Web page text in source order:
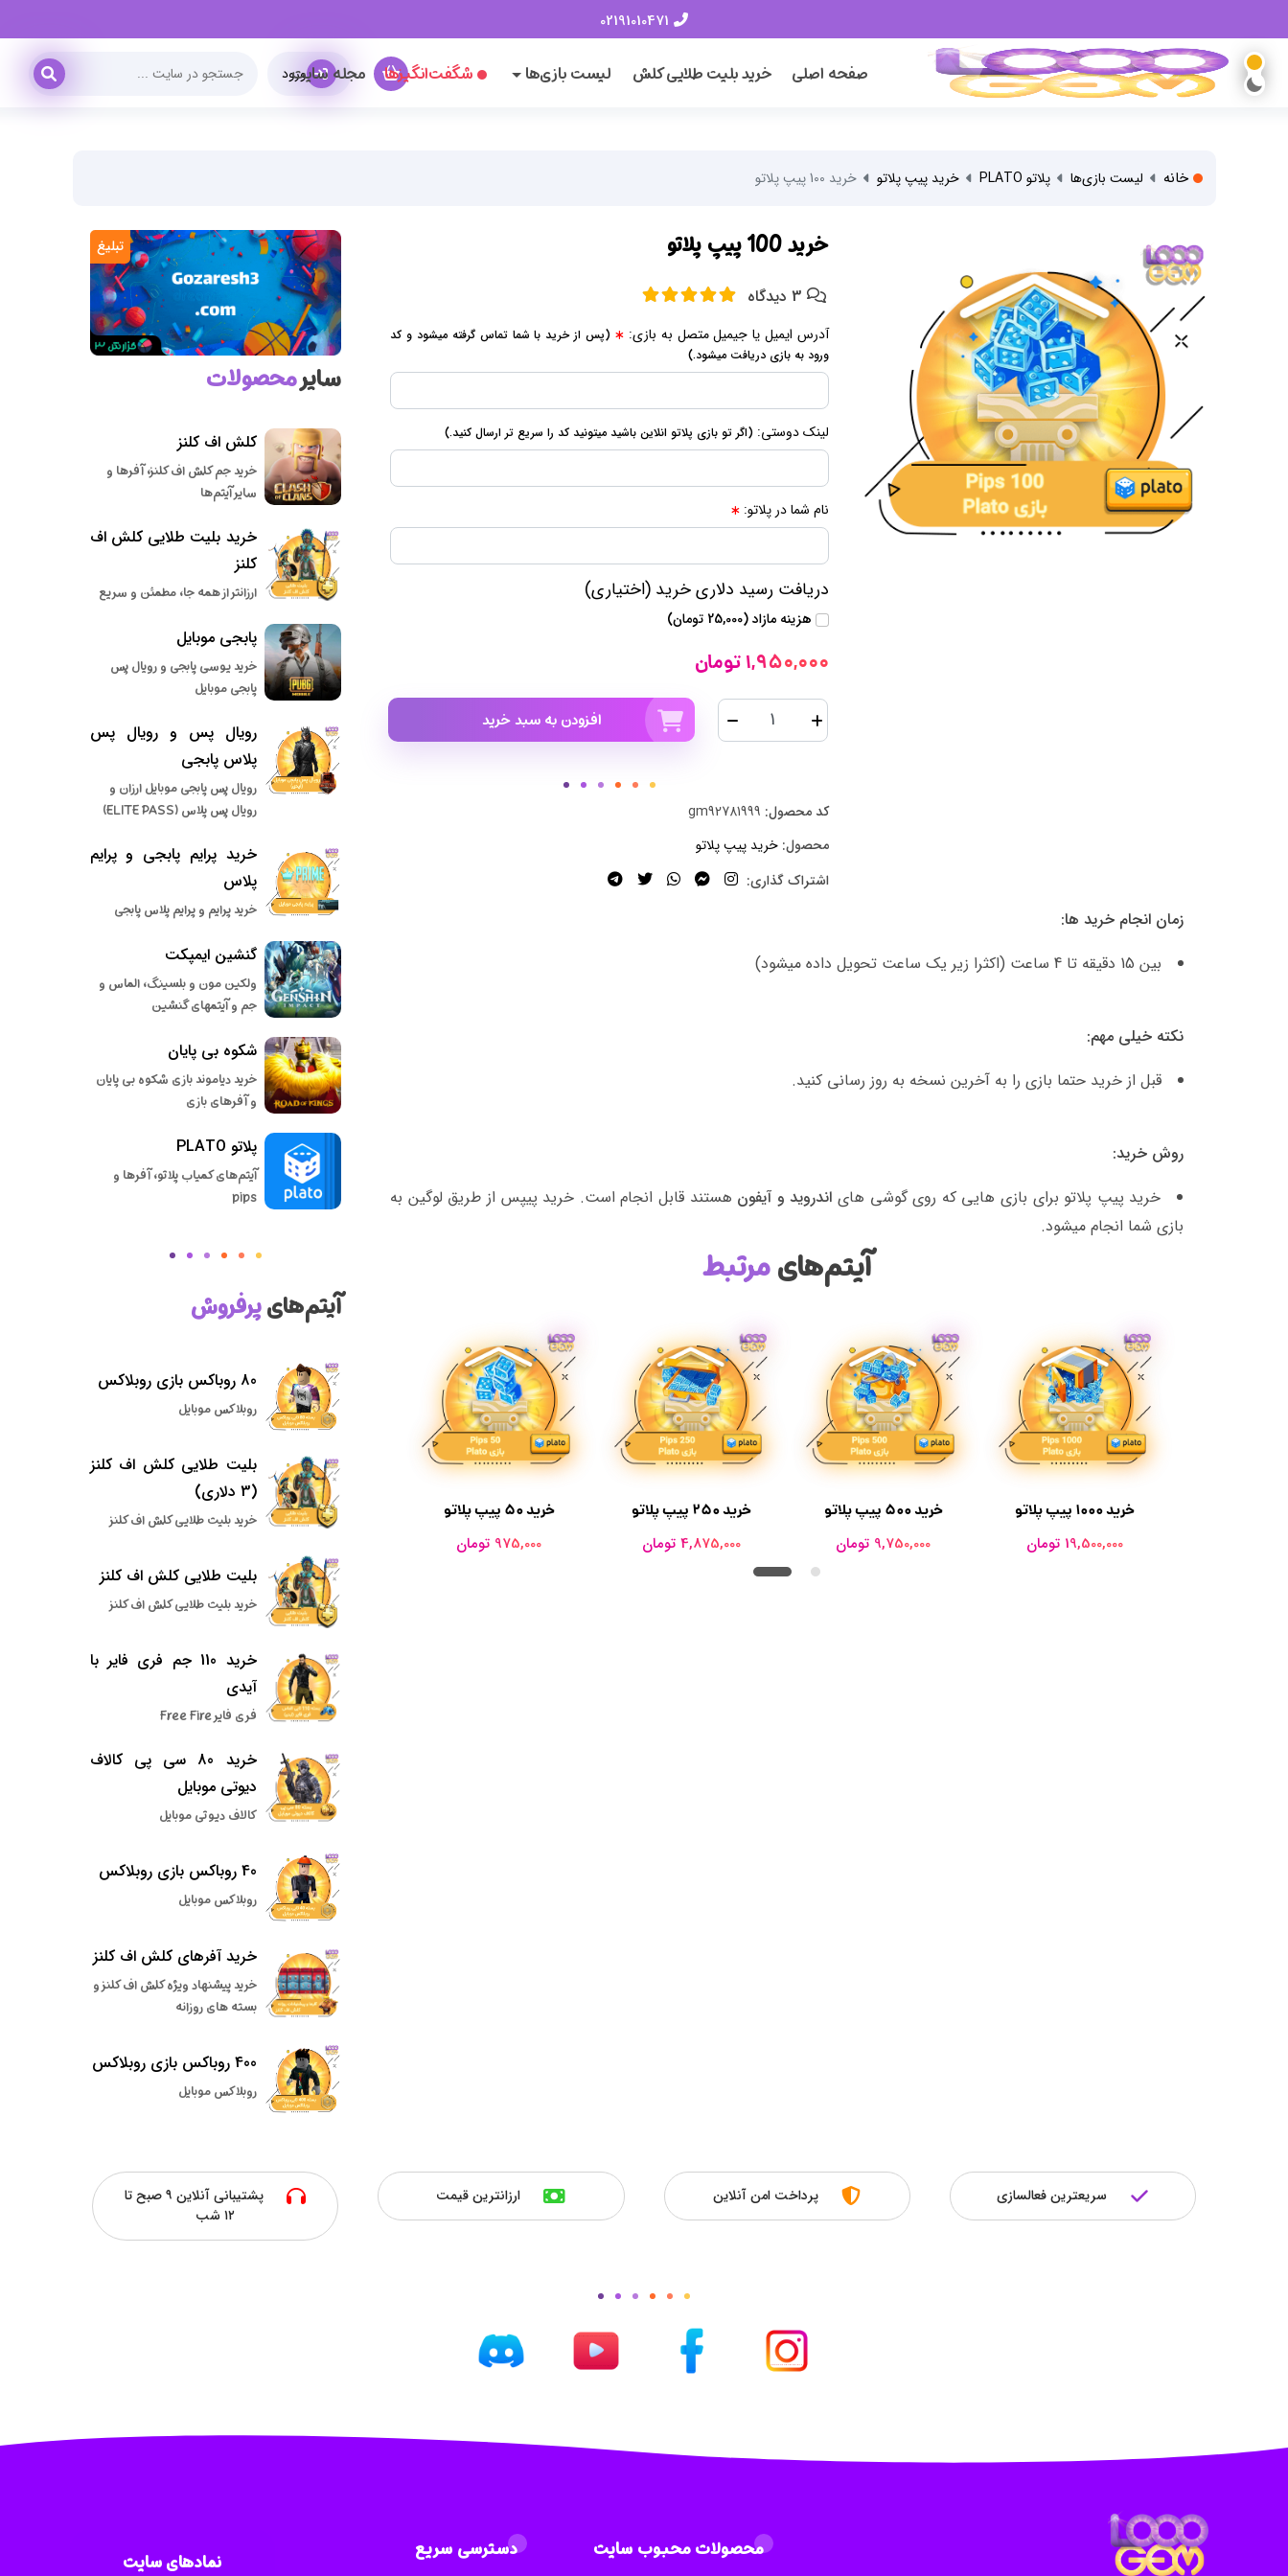
صفحه اصلی خرید بلیت طلایی کلش لیست بازی‌ها شگفت‌انگیزها مجله سایت
ورود
خانه لیست بازی‌ها پلاتو PLATO خرید پیپ پلاتو خرید 100 پیپ پلاتو
خرید 100 پیپ پلاتو
آدرس ایمیل یا جیمیل متصل به بازی:
(پس از خرید با شما تماس گرفته میشود و کد
ورود به بازی دریافت میشود.)
لینک دوستی: (اگر تو بازی پلاتو انلاین باشید میتونید کد را سریع تر ارسال کنید.)
نام شما در پلاتو:
دریافت رسید دلاری خرید (اختیاری)
هزینه مازاد (25,000 تومان)
1,950,000 تومان
افزودن به سبد خرید
کد محصول:
محصول: خرید پیپ پلاتو
اشتراک گذاری:
زمان انجام خرید ها:
بین 15 دقیقه تا 4 ساعت (اکثرا زیر یک ساعت تحویل داده میشود)
نکته خیلی مهم:
قبل از خرید حتما بازی را به آخرین نسخه به روز رسانی کنید.
روش خرید:
خرید پیپ پلاتو برای بازی هایی که روی گوشی های اندروید و آیفون هستند قابل انجام است. خرید پیپس از طریق لوگین به
بازی شما انجام میشود.
آیتم‌هایمرتبط
خرید 50 پیپ پلاتو
975,000 تومان
خرید 250 پیپ پلاتو
4,875,000 تومان
خرید 500 پیپ پلاتو
9,750,000 تومان
خرید 1000 پیپ پلاتو
19,500,000 تومان
تبلیغ
سایرمحصولات
کلش اف کلنز
خرید جم کلش اف کلنز، آفرها و
سایر آیتم‌ها
خرید بلیت طلایی کلش اف
کلنز
ارزانتر از همه جا، مطمئن و سریع
پابجی موبایل
خرید یوسی پابجی و رویال پس
پابجی موبایل
رویال پس و رویال پس
پلاس پابجی
رویال پس پابجی موبایل ارزان و
رویال پس پلاس (ELITE PASS)
خرید پرایم پابجی و پرایم
پلاس
خرید پرایم و پرایم پلاس پابجی
گنشین ایمپکت
ولکین مون و بلسینگ، الماس و
جم و آیتمهای گنشین
شکوه بی پایان
خرید دیاموند بازی شکوه بی پایان
و آفرهای بازی
پلاتو PLATO
آیتم‌های کمیاب پلاتو، آفرها و
pips
آیتم‌هایپرفروش
80 روباکس بازی روبلاکس
روبلاکس موبایل
بلیت طلایی کلش اف کلنز
(3 دلاری)
خرید بلیت طلایی کلش اف کلنز
بلیت طلایی کلش اف کلنز
خرید بلیت طلایی کلش اف کلنز
خرید 110 جم فری فایر با
آیدی
فری فایر Free Fire
خرید 80 سی پی کالاف
دیوتی موبایل
کالاف دیوتی موبایل
40 روباکس بازی روبلاکس
روبلاکس موبایل
خرید آفرهای کلش اف کلنز
خرید پیشنهاد ویژه کلش اف کلنز و
بسته های روزانه
400 روباکس بازی روبلاکس
روبلاکس موبایل
سریعترین فعالسازی پرداخت امن آنلاین ارزانترین قیمت
پشتیبانی آنلاین ۹ صبح تا
۱۲ شب
محصولات محبوب سایت دسترسی سریع نمادهای سایت